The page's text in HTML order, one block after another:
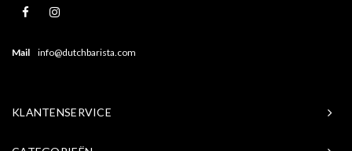
Mail info@dutchbarista.com
KLANTENSERVICE